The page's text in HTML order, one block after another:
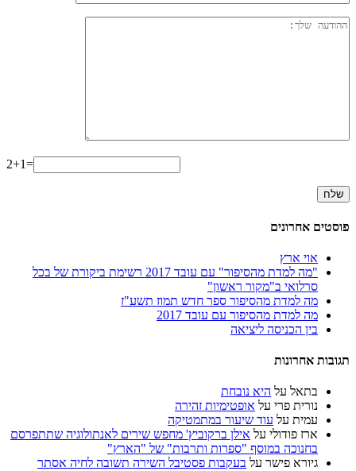
2+1=
פוסטים אחרונים
אוי ארץ
"מה למדת מהסיפור" עם עובד 2017 רשימת ביקורת של בכל
סרלואי ב"מקור ראשון"
מה למדת מהסיפור ספר חדש תמוז תשע"ז
מה למדת מהסיפור עם עובד 2017
בין הכניסה ליציאה
תגובות אחרונות
בתאל על היא נובחת
נורית פרי על אופטימיות זהירה
עמית על עוד שיעור במתמטיקה
ארז פודולי על אילן ברקוביץ' מחפש שירים לאנתולוגיה שתתפרסם
בחנוכה במוסף "ספרות ותרבות" של "הארץ"
גיורא פישר על בעקבות פסטיבל השירה תשובה לחיה אסתר